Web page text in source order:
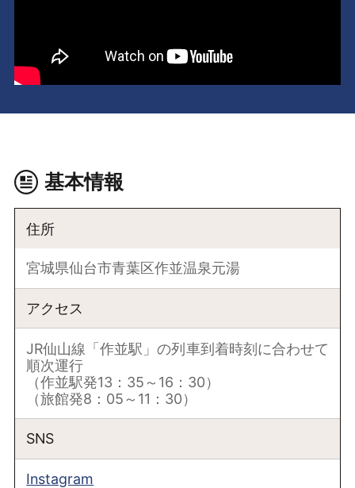
基本情報
住所
宮城県仙台市青葉区作並温泉元湯
アクセス
JR仙山線「作並駅」の列車到着時刻に合わせて
順次運行
（作並駅発13：35～16：30）
（旅館発8：05～11：30）
SNS
Instagram